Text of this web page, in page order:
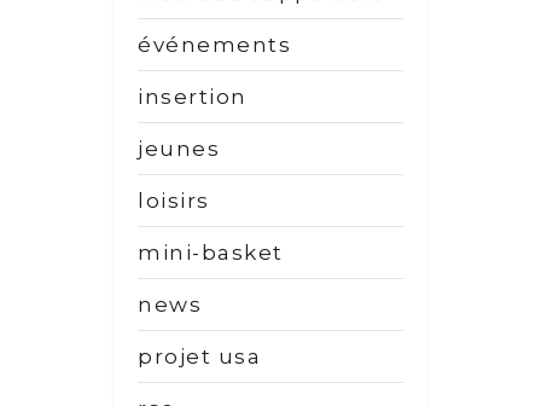
événements
insertion
jeunes
loisirs
mini-basket
news
projet usa